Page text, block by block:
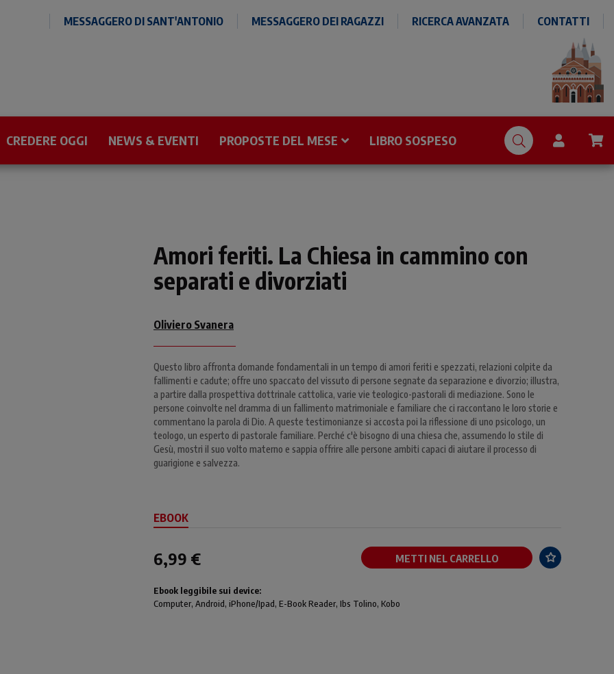
MESSAGGERO DI SANT'ANTONIO MESSAGGERO DEI RAGAZZI RICERCA AVANZATA CONTATTI
CREDERE OGGI NEWS & EVENTI PROPOSTE DEL MESE LIBRO SOSPESO
Amori feriti. La Chiesa in cammino con
separati e divorziati
Oliviero Svanera
Questo libro affronta domande fondamentali in un tempo di amori feriti e spezzati, relazioni colpite da
fallimenti e cadute; offre uno spaccato del vissuto di persone segnate da separazione e divorzio; illustra,
a partire dalla prospettiva dottrinale cattolica, varie vie teologico-pastorali di mediazione. Sono le
persone coinvolte nel dramma di un fallimento matrimoniale e familiare che ci raccontano le loro storie e
commentano la parola di Dio. A queste testimonianze si accosta poi la riflessione di uno psicologo, un
teologo, un esperto di pastorale familiare. Perché c'è bisogno di una chiesa che, assumendo lo stile di
Gesù, mostri il suo volto materno e sappia offrire alle persone ambiti capaci di aiutare il processo di
guarigione e salvezza.
EBOOK
6,99 € METTI NEL CARRELLO
Ebook leggibile sui device:
Computer, Android, iPhone/Ipad, E-Book Reader, Ibs Tolino, Kobo